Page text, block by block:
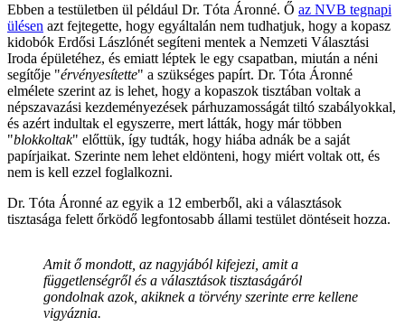
Ebben a testületben ül például Dr. Tóta Áronné. Ő az NVB tegnapi
ülésen azt fejtegette, hogy egyáltalán nem tudhatjuk, hogy a kopasz
kidobók Erdősi Lászlónét segíteni mentek a Nemzeti Választási
Iroda épületéhez, és emiatt léptek le egy csapatban, miután a néni
segítője "érvényesítette" a szükséges papírt. Dr. Tóta Áronné
elmélete szerint az is lehet, hogy a kopaszok tisztában voltak a
népszavazási kezdeményezések párhuzamosságát tiltó szabályokkal,
és azért indultak el egyszerre, mert látták, hogy már többen
"blokkoltak" előttük, így tudták, hogy hiába adnák be a saját
papírjaikat. Szerinte nem lehet eldönteni, hogy miért voltak ott, és
nem is kell ezzel foglalkozni.
Dr. Tóta Áronné az egyik a 12 emberből, aki a választások
tisztasága felett őrködő legfontosabb állami testület döntéseit hozza.
Amit ő mondott, az nagyjából kifejezi, amit a
függetlenségről és a választások tisztaságáról
gondolnak azok, akiknek a törvény szerinte erre kellene
vigyáznia.